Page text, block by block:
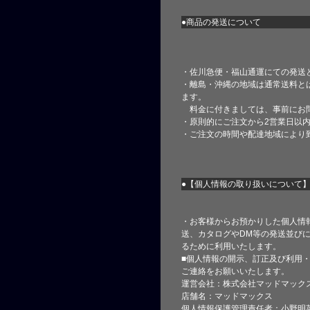
●商品の発送について
・佐川急便・福山通運にての発送
・離島・沖縄の地域は通常送料
ます。
料金に付きましては、事前にお
・原則的にご注文から2営業日以
・ご注文の時間や配達地域によ
●【個人情報の取り扱いについて】
・お客様からお預かりした個人
送、カタログやDM等の発送並び
るために利用いたします。
■個人情報の開示、訂正及び利用
ご連絡をお願いいたします。
運営会社：株式会社マッドマック
店舗名：マッドマックス